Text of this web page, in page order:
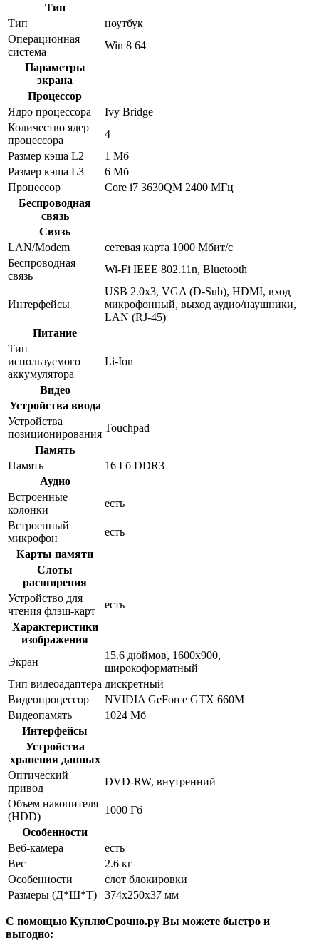
Тип
Тип
ноутбук
Операционная
система
Win 8 64
Параметры
экрана
Процессор
Ядро процессора
Ivy Bridge
Количество ядер
процессора
4
Размер кэша L2
1 Мб
Размер кэша L3
6 Мб
Процессор
Core i7 3630QM 2400 МГц
Беспроводная
связь
Связь
LAN/Modem
сетевая карта 1000 Мбит/c
Беспроводная
связь
Wi-Fi IEEE 802.11n, Bluetooth
Интерфейсы
USB 2.0x3, VGA (D-Sub), HDMI, вход
микрофонный, выход аудио/наушники,
LAN (RJ-45)
Питание
Тип
используемого
аккумулятора
Li-Ion
Видео
Устройства ввода
Устройства
позиционирования
Touchpad
Память
Память
16 Гб DDR3
Аудио
Встроенные
колонки
есть
Встроенный
микрофон
есть
Карты памяти
Слоты
расширения
Устройство для
чтения флэш-карт
есть
Характеристики
изображения
Экран
15.6 дюймов, 1600x900,
широкоформатный
Тип видеоадаптера дискретный
Видеопроцессор
NVIDIA GeForce GTX 660M
Видеопамять
1024 Мб
Интерфейсы
Устройства
хранения данных
Оптический
привод
DVD-RW, внутренний
Объем накопителя
(HDD)
1000 Гб
Особенности
Веб-камера
есть
Вес
2.6 кг
Особенности
слот блокировки
Размеры (Д*Ш*Т)
374x250x37 мм
С помощью КуплюСрочно.ру Вы можете быстро и
выгодно: